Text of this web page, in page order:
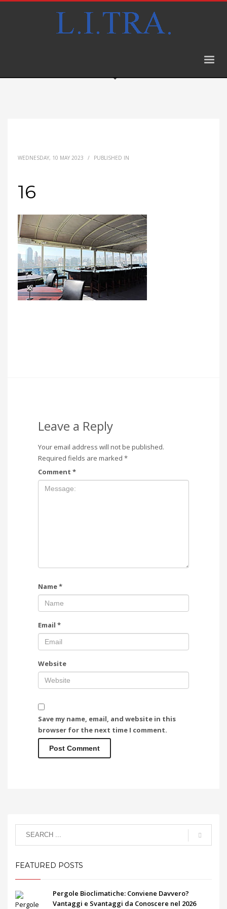
WEDNESDAY, 10 MAY 2023 / PUBLISHED IN
16
Leave a Reply
Your email address will not be published.
Required fields are marked *
Comment *
Name*
Email *
Website
Save my name, email, and website in this
browser for the next time I comment.
FEATURED POSTS
Pergole Bioclimatiche: Conviene Davvero?
Vantaggi e Svantaggi da Conoscere nel 2026